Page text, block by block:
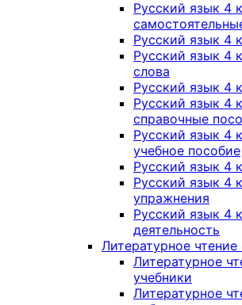
Русский язык 4
Русский язык 4
Русский язык 4
слова
Русский язык 4
Русский язык 4
справочные
Русский язык 4
учебное пособие
Русский язык 4
Русский язык 4
упражнения
Русский язык 4
деятельность
Литературное чтение
Литературное
учебники
Литературное